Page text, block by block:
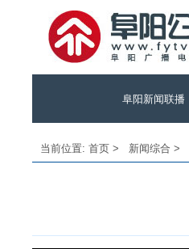
阜阳新闻联播
当前位置: 首页 > 新闻综合 >